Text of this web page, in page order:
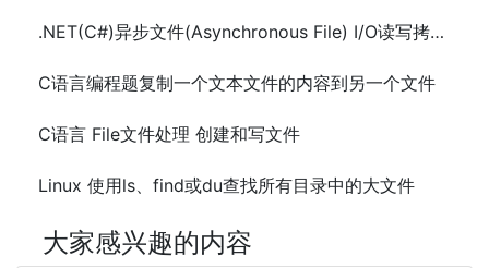
.NET(C#)异步文件(Asynchronous File) I/O读写拷贝文件的方法及示代码
C语言编程题复制一个文本文件的内容到另一个文件
C语言 File文件处理 创建和写文件
Linux 使用ls、find或du查找所有目录中的大文件
大家感兴趣的内容